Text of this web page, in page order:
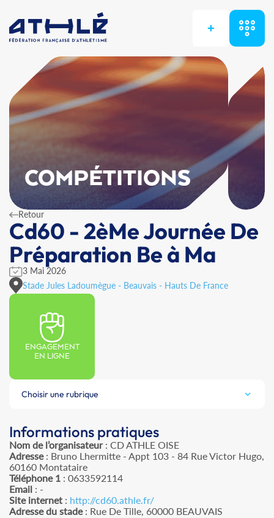
+
COMPÉTITIONS
Retour
Cd60 - 2èMe Journée De
Préparation Be à Ma
3 Mai 2026
Stade Jules Ladoumègue - Beauvais - Hauts De France
ENGAGEMENT
EN LIGNE
Choisir une rubrique
Informations pratiques
Nom de l’organisateur: CD ATHLE OISE
Adresse: Bruno Lhermitte - Appt 103 - 84 Rue Victor Hugo,
60160 Montataire
Téléphone 1 : 0633592114
Email : -
Site internet : http://cd60.athle.fr/
Adresse du stade: Rue De Tille, 60000 BEAUVAIS